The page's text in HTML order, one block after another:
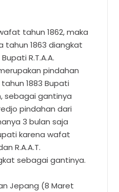
tahun 1862, maka
tahun 1863 diangkat
R.T.A.A.
pindahan
1883 Bupati
sebagai gantinya
pindahan dari
3 bulan saja
karena wafat
R.A.A.T.
sebagai gantinya.
Jepang (8 Maret